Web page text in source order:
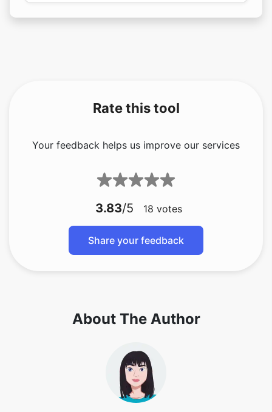
Rate this tool
Your feedback helps us improve our services
3.83/5 18 votes
Share your feedback
About The Author